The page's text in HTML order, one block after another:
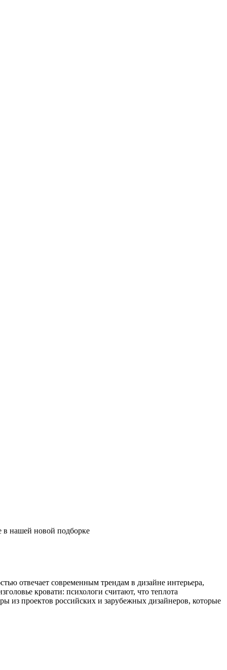
в нашей новой подборке
отвечает современным трендам в дизайне интерьера,
кровати: психологи считают, что теплота
из проектов российских и зарубежных дизайнеров, которые